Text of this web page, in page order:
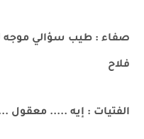
صفاء : طيب سؤالي موجه
فلاح
الفتيات : إيه ..... معقول